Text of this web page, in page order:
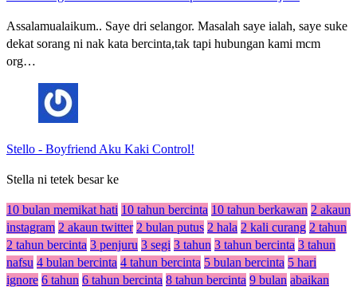
Assalamualaikum.. Saye dri selangor. Masalah saye ialah, saye suke
dekat sorang ni nak kata bercinta,tak tapi hubungan kami mcm
org…
Stello - Boyfriend Aku Kaki Control!
Stella ni tetek besar ke
10 bulan memikat hati 10 tahun bercinta 10 tahun berkawan 2 akaun
instagram 2 akaun twitter 2 bulan putus 2 hala 2 kali curang 2 tahun
2 tahun bercinta 3 penjuru 3 segi 3 tahun 3 tahun bercinta 3 tahun
nafsu 4 bulan bercinta 4 tahun bercinta 5 bulan bercinta 5 hari
ignore 6 tahun 6 tahun bercinta 8 tahun bercinta 9 bulan abaikan